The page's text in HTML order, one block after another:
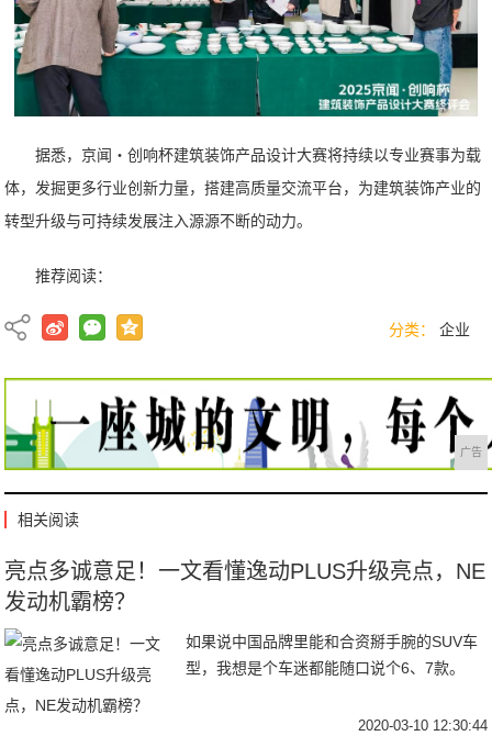
据悉，京闻・创响杯建筑装饰产品设计大赛将持续以专业赛事为载
体，发掘更多行业创新力量，搭建高质量交流平台，为建筑装饰产业的
转型升级与可持续发展注入源源不断的动力。
推荐阅读：
分类： 企业
广告
相关阅读
亮点多诚意足！一文看懂逸动PLUS升级亮点，NE
发动机霸榜？
如果说中国品牌里能和合资掰手腕的SUV车
型，我想是个车迷都能随口说个6、7款。
2020-03-10 12:30:44